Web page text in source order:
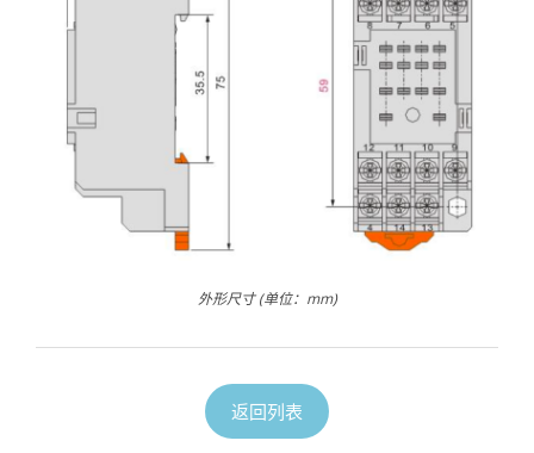
外形尺寸 (单位：mm)
返回列表